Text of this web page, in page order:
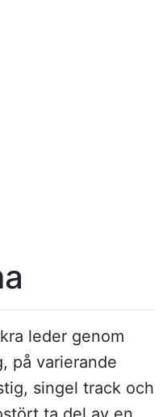
leder genom
på varierande
singel track och